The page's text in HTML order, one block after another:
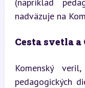
nadväzuje na
Cesta svetla
Komenský
pedagogických